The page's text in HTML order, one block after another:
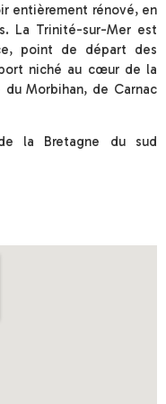
entièrement rénové, en
La Trinité-sur-Mer est
point de départ des
niché au cœur de la
Morbihan, de Carnac
la Bretagne du sud